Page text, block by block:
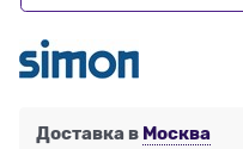
Доставка в Москва